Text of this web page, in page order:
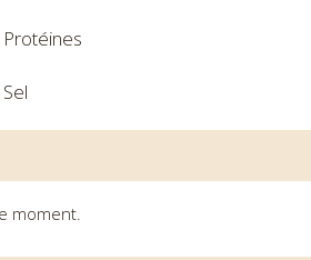
Protéines
Sel
moment.